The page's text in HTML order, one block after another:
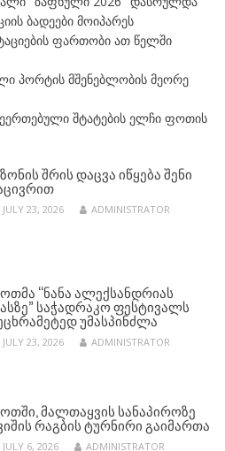
ბადეები მოიპარეს
ფართობი ათ წელში
პორტის მშენებლობის მეორე
შტატების ელჩი ფოთის
ᲨᲠᲘᲡ ᲓᲐᲪᲕᲐ ᲘᲬᲧᲔᲑᲐ ᲨᲔᲜᲘ
JULY 23, 2026 ADMINISTRATOR
“ᲜᲐᲜᲐ ᲐᲚᲔᲥᲡᲐᲜᲓᲠᲘᲐᲡ
ᲡᲐᲭᲐᲓᲠᲐᲙᲝ ᲤᲔᲡᲢᲘᲕᲐᲚᲡ
ᲣᲛᲐᲡᲞᲘᲜᲫᲚᲐ
JULY 23, 2026 ADMINISTRATOR
ᲛᲐᲚᲗᲐᲧᲕᲘᲡ ᲡᲐᲜᲐᲞᲘᲠᲝᲖᲔ
ᲠᲐᲒᲑᲘᲡ ᲢᲣᲠᲜᲘᲠᲘ ᲒᲐᲘᲛᲐᲠᲗᲐ
JULY 6, 2026 ADMINISTRATOR